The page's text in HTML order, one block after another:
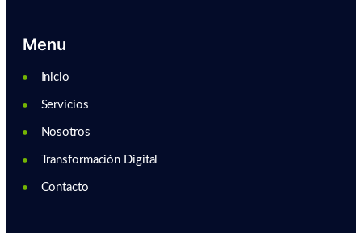
Menu
Inicio
Servicios
Nosotros
Transformación Digital
Contacto